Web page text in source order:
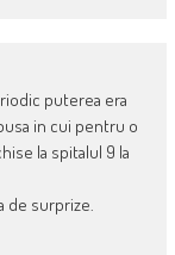
puterea era
in cui pentru o
la spitalul 9 la
de surprize.